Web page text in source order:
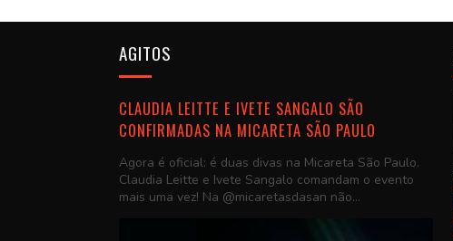
AGITOS
CLAUDIA LEITTE E IVETE SANGALO SÃO
CONFIRMADAS NA MICARETA SÃO PAULO
Agora é oficial: é duas divas na Micareta São Paulo.
Claudia Leitte e Ivete Sangalo comandam o evento
mais uma vez! Na @micaretasdasan não...